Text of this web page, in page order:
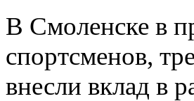
В Смоленске в
спортсменов,
внесли вклад в